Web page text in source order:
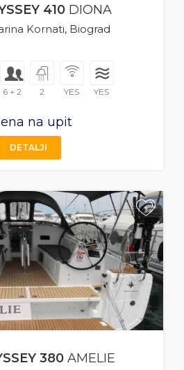
410 DIONA
Kornati, Biograd
6 + 2 2 YES YES
na upit
DETALJI
+
380 AMELIE